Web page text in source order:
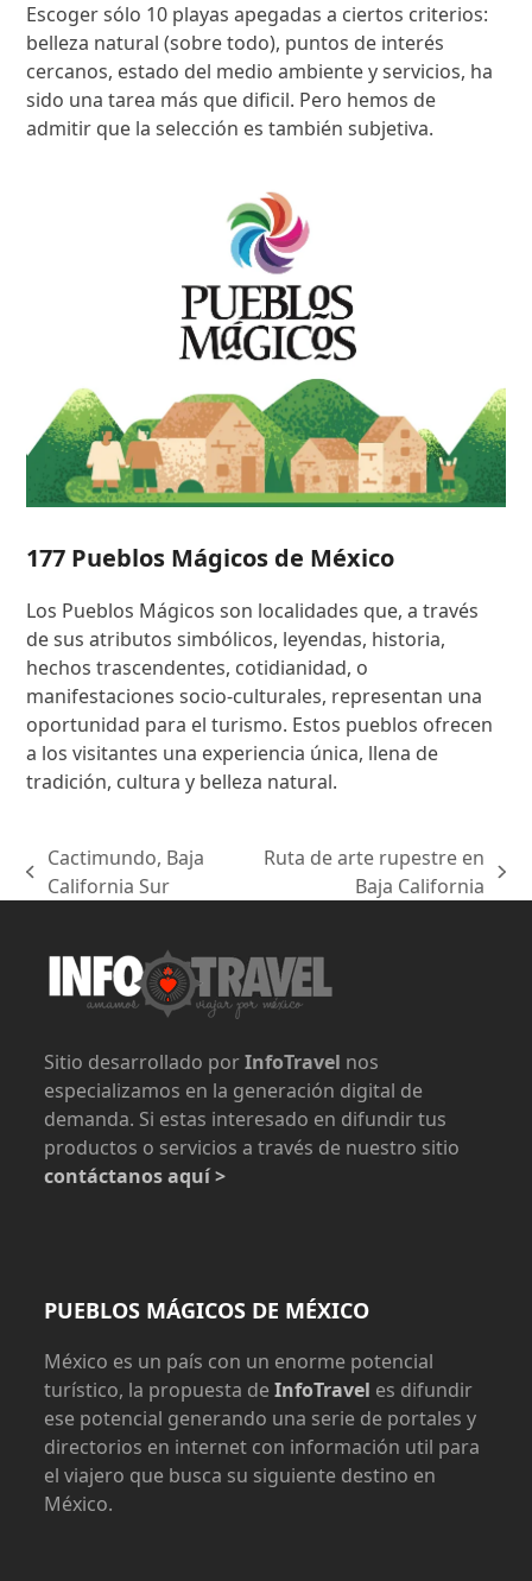
Escoger sólo 10 playas apegadas a ciertos criterios:
belleza natural (sobre todo), puntos de interés
cercanos, estado del medio ambiente y servicios, ha
sido una tarea más que dificil. Pero hemos de
admitir que la selección es también subjetiva.
177 Pueblos Mágicos de México
Los Pueblos Mágicos son localidades que, a través
de sus atributos simbólicos, leyendas, historia,
hechos trascendentes, cotidianidad, o
manifestaciones socio-culturales, representan una
oportunidad para el turismo. Estos pueblos ofrecen
a los visitantes una experiencia única, llena de
tradición, cultura y belleza natural.
previous
Cactimundo, Baja
California Sur
Ruta de arte rupestre en
Baja California
Sitio desarrollado porInfoTravel nos
especializamos en la generación digital de
demanda. Si estas interesado en difundir tus
productos o servicios a través de nuestro sitio
contáctanos aquí >
PUEBLOS MÁGICOS DE MÉXICO
México es un país con un enorme potencial
turístico, la propuesta deInfoTravel es difundir
ese potencial generando una serie de portales y
directorios en internet con información util para
el viajero que busca su siguiente destino en
México.